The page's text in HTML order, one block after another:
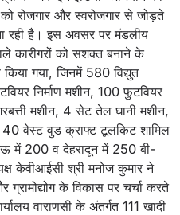
को रोजगार और स्वरोजगार से जोड़ते
रही है। इस अवसर पर मंडलीय
कारीगरों को सशक्त बनाने के
किया गया, जिनमें 580 विद्युत
निर्माण मशीन, 100 फुटवियर
मशीन, 4 सेट तेल घानी मशीन,
40 वेस्ट वुड क्राफ्ट टूलकिट शामिल
में 200 व देहरादून में 250 बी-
केवीआईसी श्री मनोज कुमार ने
ग्रामोद्योग के विकास पर चर्चा करते
वाराणसी के अंतर्गत 111 खादी